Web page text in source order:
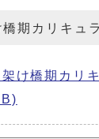
期カリキュ
け橋期カリ